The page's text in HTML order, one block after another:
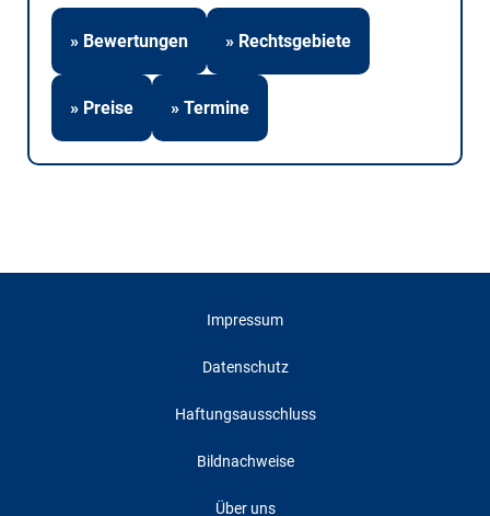
» Bewertungen » Rechtsgebiete
» Preise » Termine
Impressum
Datenschutz
Haftungsausschluss
Bildnachweise
Über uns